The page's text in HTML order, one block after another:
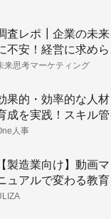
査レポ┃企業の未来
不安！経営に求めら
るビジョン策定と戦
来思考マーケティング
果的・効率的な人材
成を実践！スキル管
のメリットと手法
人事
【製造業向け】動画マ
ュアルで変わる教育
制と技術伝承